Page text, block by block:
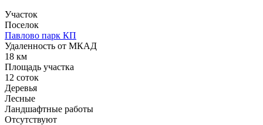
Участок
Поселок
Павлово парк КП
Удаленность от МКАД
18 км
Площадь участка
12 соток
Деревья
Лесные
Ландшафтные работы
Отсутствуют